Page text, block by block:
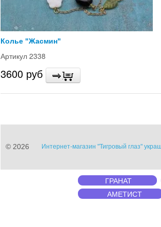
Колье "Жасмин"
Артикул 2338
3600 руб
© 2026 Интернет-магазин "Тигровый глаз"
ГРАНАТ
АМЕТИСТ